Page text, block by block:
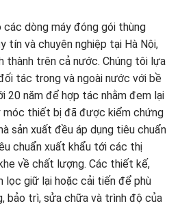
các dòng máy đóng gói thùng
tín và chuyên nghiệp tại Hà Nội,
thành trên cả nước. Chúng tôi lựa
tác trong và ngoài nước với bề
20 năm để hợp tác nhằm đem lại
móc thiết bị đã được kiểm chứng
sản xuất đều áp dụng tiêu chuẩn
chuẩn xuất khẩu tới các thị
về chất lượng. Các thiết kế,
lọc giữ lại hoặc cải tiến để phù
bảo trì, sửa chữa và trình độ của